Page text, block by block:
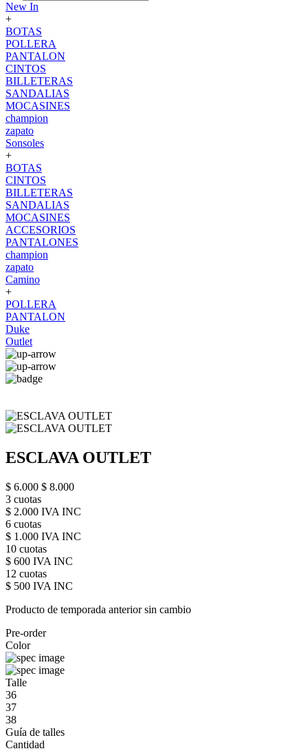
New In
+
BOTAS
POLLERA
PANTALON
CINTOS
BILLETERAS
SANDALIAS
MOCASINES
champion
zapato
Sonsoles
+
BOTAS
CINTOS
BILLETERAS
SANDALIAS
MOCASINES
ACCESORIOS
PANTALONES
champion
zapato
Camino
+
POLLERA
PANTALON
Duke
Outlet
ESCLAVA OUTLET
$ 6.000 $ 8.000
3 cuotas
$ 2.000 IVA INC
6 cuotas
$ 1.000 IVA INC
10 cuotas
$ 600 IVA INC
12 cuotas
$ 500 IVA INC
Producto de temporada anterior sin cambio
Pre-order
Color
Talle
36
37
38
Guía de talles
Cantidad